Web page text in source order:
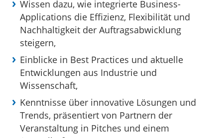
Wissen dazu, wie integrierte Business-
Applications die Effizienz, Flexibilität und
Nachhaltigkeit der Auftragsabwicklung
steigern,
Einblicke in Best Practices und aktuelle
Entwicklungen aus Industrie und
Wissenschaft,
Kenntnisse über innovative Lösungen und
Trends, präsentiert von Partnern der
Veranstaltung in Pitches und einem